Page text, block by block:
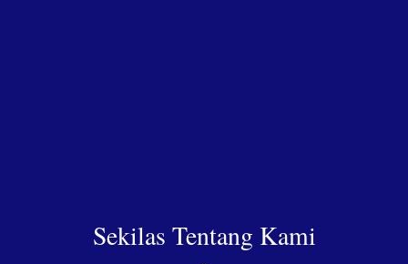
Sekilas Tentang Kami